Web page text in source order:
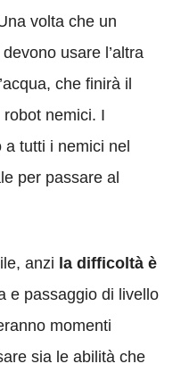
volta che un
usare l’altra
che finirà il
nemici. I
tutti i nemici nel
per passare al
anzi la difficoltà è
e passaggio di livello
momenti
sia le abilità che